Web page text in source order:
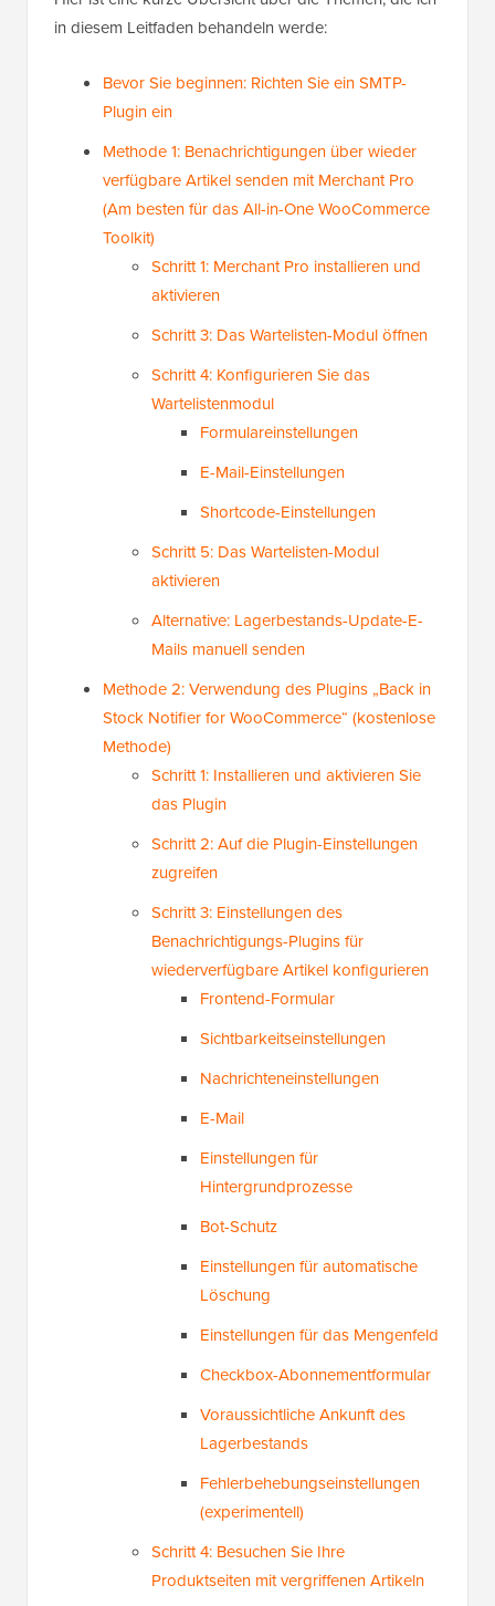
in diesem Leitfaden behandeln werde:
Bevor Sie beginnen: Richten Sie ein SMTP-
Plugin ein
Methode 1: Benachrichtigungen über wieder
verfügbare Artikel senden mit Merchant Pro
(Am besten für das All-in-One WooCommerce
Toolkit)
Schritt 1: Merchant Pro installieren und
aktivieren
Schritt 3: Das Wartelisten-Modul öffnen
Schritt 4: Konfigurieren Sie das
Wartelistenmodul
Formulareinstellungen
E-Mail-Einstellungen
Shortcode-Einstellungen
Schritt 5: Das Wartelisten-Modul
aktivieren
Alternative: Lagerbestands-Update-E-
Mails manuell senden
Methode 2: Verwendung des Plugins „Back in
Stock Notifier for WooCommerce“ (kostenlose
Methode)
Schritt 1: Installieren und aktivieren Sie
das Plugin
Schritt 2: Auf die Plugin-Einstellungen
zugreifen
Schritt 3: Einstellungen des
Benachrichtigungs-Plugins für
wiederverfügbare Artikel konfigurieren
Frontend-Formular
Sichtbarkeitseinstellungen
Nachrichteneinstellungen
E-Mail
Einstellungen für
Hintergrundprozesse
Bot-Schutz
Einstellungen für automatische
Löschung
Einstellungen für das Mengenfeld
Checkbox-Abonnementformular
Voraussichtliche Ankunft des
Lagerbestands
Fehlerbehebungseinstellungen
(experimentell)
Schritt 4: Besuchen Sie Ihre
Produktseiten mit vergriffenen Artikeln